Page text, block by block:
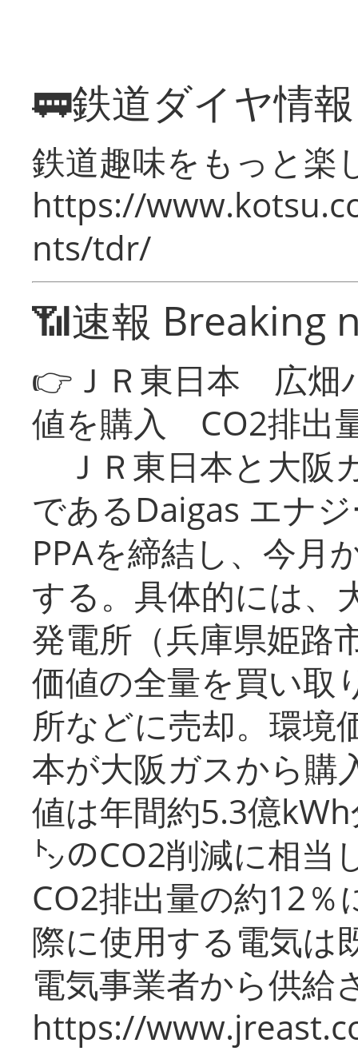
🚃鉄道ダイヤ情
鉄道趣味をもっと楽
https://
nts/tdr/
📶速報 Breaking
👉ＪＲ東日本 広畑
値を購入 CO2排出
ＪＲ東日本と大阪
であるDaigas エナ
PPAを締結し、今月
する。具体的には、
発電所（兵庫県姫路
価値の全量を買い取
所などに売却。環境
本が大阪ガスから購
値は年間約5.3億
㌧のCO2削減に相当
CO2排出量の約12％
際に使用する電気は
電気事業者から供給
https://